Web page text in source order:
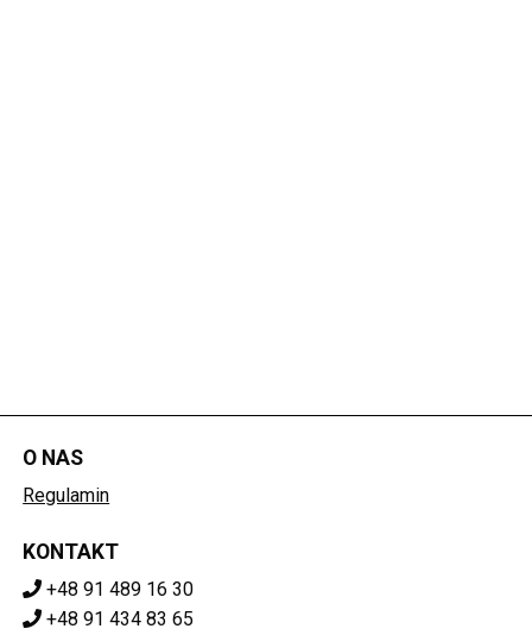
O NAS
Regulamin
KONTAKT
+48 91 489 16 30
+48 91 434 83 65